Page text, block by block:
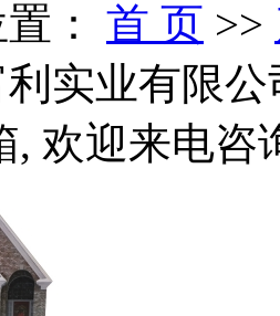
： 首 页 >>
实业有限
, 欢迎来电咨